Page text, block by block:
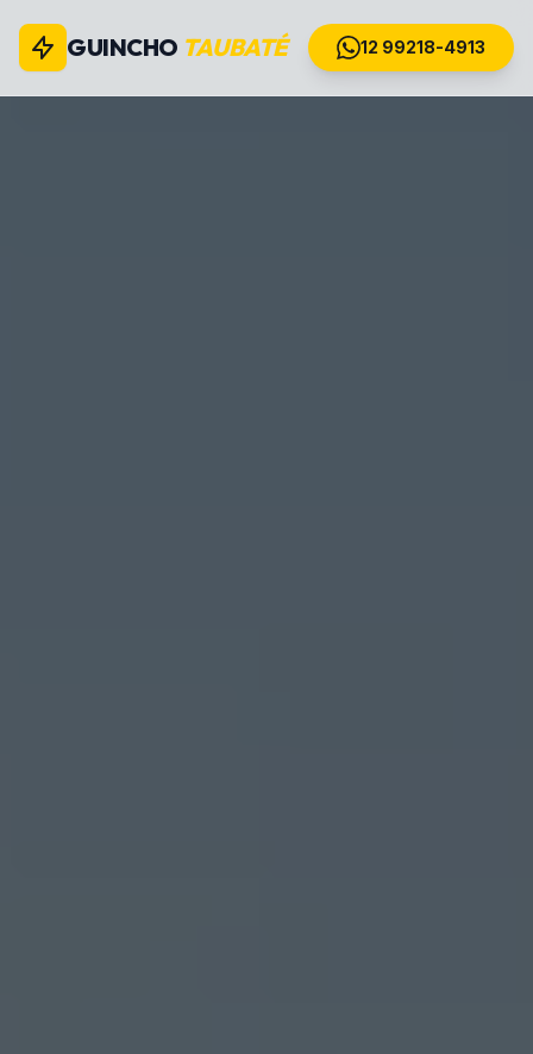
GUINCHO TAUBATÉ 12 99218-4913